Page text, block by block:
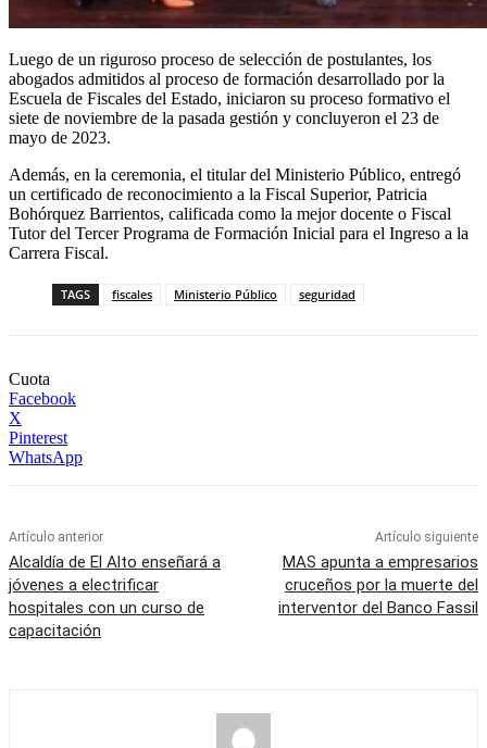
Luego de un riguroso proceso de selección de postulantes, los
abogados admitidos al proceso de formación desarrollado por la
Escuela de Fiscales del Estado, iniciaron su proceso formativo el
siete de noviembre de la pasada gestión y concluyeron el 23 de
mayo de 2023.
Además, en la ceremonia, el titular del Ministerio Público, entregó
un certificado de reconocimiento a la Fiscal Superior, Patricia
Bohórquez Barrientos, calificada como la mejor docente o Fiscal
Tutor del Tercer Programa de Formación Inicial para el Ingreso a la
Carrera Fiscal.
TAGS fiscales Ministerio Público seguridad
Cuota
Facebook
X
Pinterest
WhatsApp
Artículo anterior
Alcaldía de El Alto enseñará a
jóvenes a electrificar
hospitales con un curso de
capacitación
Artículo siguiente
MAS apunta a empresarios
cruceños por la muerte del
interventor del Banco Fassil